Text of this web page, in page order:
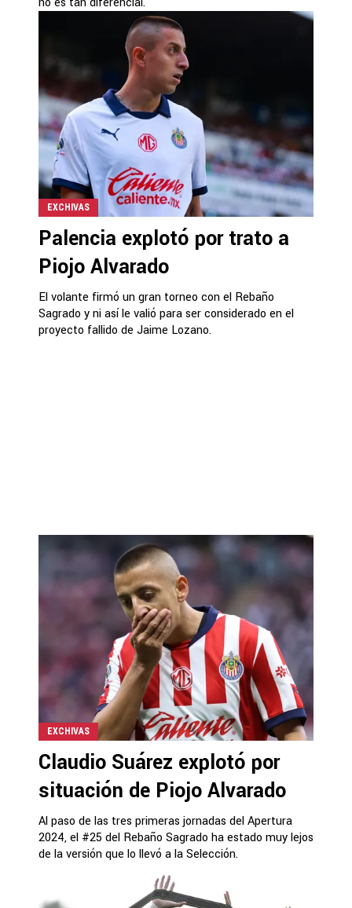
EXCHIVAS
Palencia explotó por trato a
Piojo Alvarado
El volante firmó un gran torneo con el Rebaño
Sagrado y ni así le valió para ser considerado en el
proyecto fallido de Jaime Lozano.
EXCHIVAS
Claudio Suárez explotó por
situación de Piojo Alvarado
Al paso de las tres primeras jornadas del Apertura
2024, el #25 del Rebaño Sagrado ha estado muy lejos
de la versión que lo llevó a la Selección.